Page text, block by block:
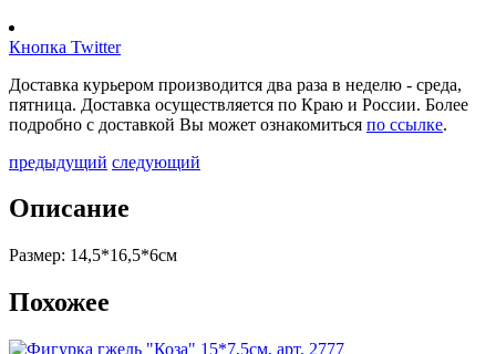
Кнопка Twitter
Доставка курьером производится два раза в неделю - среда,
пятница. Доставка осуществляется по Краю и России. Более
подробно с доставкой Вы может ознакомиться по ссылке.
предыдущий следующий
Описание
Размер: 14,5*16,5*6см
Похожее